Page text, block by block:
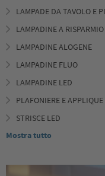
LAMPADE DA TAVOLO E
LAMPADINE A
LAMPADINE ALOGENE
LAMPADINE FLUO
LAMPADINE LED
PLAFONIERE E APPLIQUE
STRISCE LED
Mostra tutto